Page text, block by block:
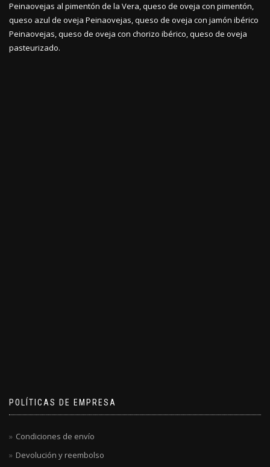
Peinaovejas al pimentón de la Vera, queso de oveja con pimentón,
queso azul de oveja Peinaovejas, queso de oveja con jamón ibérico
Peinaovejas, queso de oveja con chorizo ibérico, queso de oveja
pasteurizado.
POLÍTICAS DE EMPRESA
Condiciones de envío
Devolución y reembolso